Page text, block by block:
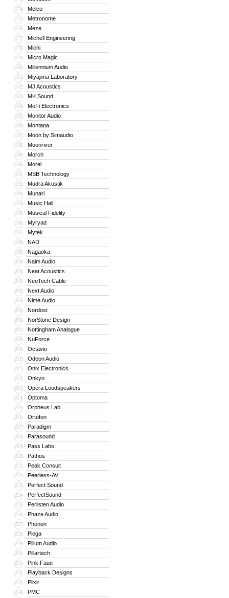
174 Melco
175 Metronome
176 Meze
177 Michell Engineering
178 Michi
179 Micro Magic
180 Millennium Audio
181 Miyajima Laboratory
182 MJ Acoustics
183 MK Sound
184 MoFi Electronics
185 Monitor Audio
186 Montana
187 Moon by Simaudio
188 Moonriver
189 Morch
190 Morel
191 MSB Technology
192 Mudra Akustik
193 Munari
194 Music Hall
195 Musical Fidelity
196 Myryad
197 Mytek
198 NAD
199 Nagaoka
200 Naim Audio
201 Neat Acoustics
202 NeoTech Cable
203 Next Audio
204 Nime Audio
205 Nordost
206 NorStone Design
207 Nottingham Analogue
208 NuForce
209 Octavio
210 Odeon Audio
211 Onix Electronics
212 Onkyo
213 Opera Loudspeakers
214 Optoma
215 Orpheus Lab
216 Ortofon
217 Paradigm
218 Parasound
219 Pass Labs
220 Pathos
221 Peak Consult
222 Peerless-AV
223 Perfect Sound
224 PerfectSound
225 Perlisten Audio
226 Phaze Audio
227 Phonon
228 Piega
229 Pilium Audio
230 Pillartech
231 Pink Faun
232 Playback Designs
233 Plixir
234 PMC